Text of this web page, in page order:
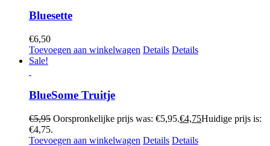
Bluesette
€6,50
Toevoegen aan winkelwagen Details Details
Sale!
BlueSome Truitje
€5,95 Oorspronkelijke prijs was: €5,95.€4,75Huidige prijs is:
€4,75.
Toevoegen aan winkelwagen Details Details